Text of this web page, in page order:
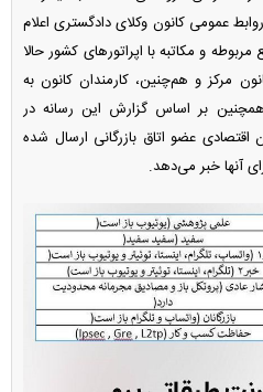
عمومی کانون وکلای دادگستری اعلام
و مکاتبه با اپراتور‌های کشور حالا
مرکز و هم‌چنین، کارمندان کانون به
بر اساس گزارش این رسانه در
اقتصادی عضو اتاق بازرگانی ارسال شده
آنها خبر می‌دهد.